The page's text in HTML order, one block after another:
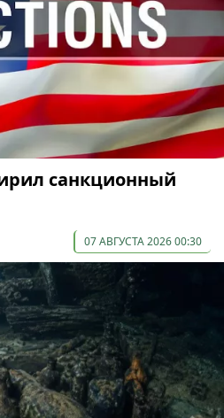
санкционный
07 АВГУСТА 2026 00:30